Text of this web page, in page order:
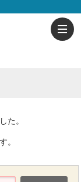
た。
。